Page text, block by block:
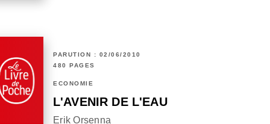
PARUTION : 02/06/2010
480 PAGES
ECONOMIE
L'AVENIR DE L'EAU
Erik Orsenna